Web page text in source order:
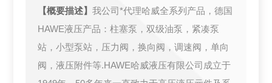
【概要描述】我公司*代理哈威全系列产品，德国
HAWE液压产品：柱塞泵，双级油泵，紧凑泵
站，小型泵站，压力阀，换向阀，调速阀，单向
阀，液压附件等.HAWE哈威液压有限公司成立于